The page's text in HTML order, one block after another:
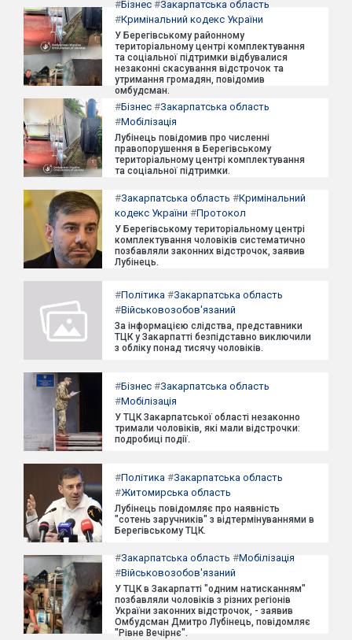
#Бізнес #Закарпатська область
#Кримінальний кодекс України
У Берегівському районному
територіальному центрі комплектування
та соціальної підтримки відбувалися
незаконні скасування відстрочок та
утримання громадян, повідомив
омбудсман.
#Бізнес #Закарпатська область
#Мобілізація
Лубінець повідомив про численні
правопорушення в Берегівському
територіальному центрі комплектування
та соціальної підтримки.
#Закарпатська область #Кримінальний
кодекс України #Протокол
У Берегівському територіальному центрі
комплектування чоловіків систематично
позбавляли законних відстрочок, заявив
Лубінець.
#Політика #Закарпатська область
#Військовозобов'язаний
За інформацією слідства, представники
ТЦК у Закарпатті безпідставно виключили
з обліку понад тисячу чоловіків.
#Бізнес #Закарпатська область
#Мобілізація
У ТЦК Закарпатської області незаконно
тримали чоловіків, які мали відстрочки:
подробиці події.
#Політика #Закарпатська область
#Житомирська область
Лубінець повідомляє про наявність
"сотень заручників" з відтермінуваннями в
Берегівському ТЦК.
#Закарпатська область #Мобілізація
#Військовозобов'язаний
У ТЦК в Закарпатті "одним натисканням"
позбавляли чоловіків з різних регіонів
України законних відстрочок, - заявив
Омбудсман Дмитро Лубінець, повідомляє
"Рівне Вечірнє".